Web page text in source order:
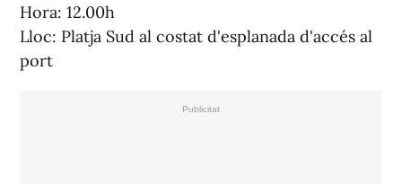
Hora: 12.00h
Lloc: Platja Sud al costat d'esplanada d'accés al
port